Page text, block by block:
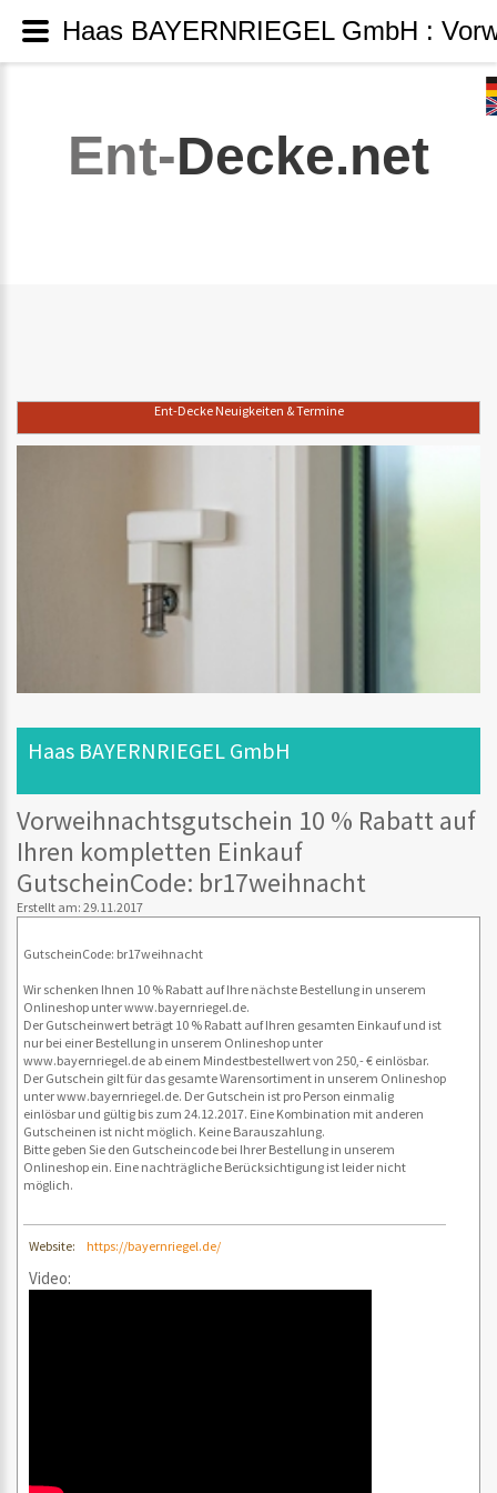
Ent-Decke.net
Ent-Decke Neuigkeiten & Termine
Haas BAYERNRIEGEL GmbH
Vorweihnachtsgutschein 10 % Rabatt auf
Ihren kompletten Einkauf
GutscheinCode: br17weihnacht
Erstellt am: 29.11.2017
GutscheinCode: br17weihnacht
Wir schenken Ihnen 10 % Rabatt auf Ihre nächste Bestellung in unserem
Onlineshop unter www.bayernriegel.de.
Der Gutscheinwert beträgt 10 % Rabatt auf Ihren gesamten Einkauf und ist
nur bei einer Bestellung in unserem Onlineshop unter
www.bayernriegel.de ab einem Mindestbestellwert von 250,- € einlösbar.
Der Gutschein gilt für das gesamte Warensortiment in unserem Onlineshop
unter www.bayernriegel.de. Der Gutschein ist pro Person einmalig
einlösbar und gültig bis zum 24.12.2017. Eine Kombination mit anderen
Gutscheinen ist nicht möglich. Keine Barauszahlung.
Bitte geben Sie den Gutscheincode bei Ihrer Bestellung in unserem
Onlineshop ein. Eine nachträgliche Berücksichtigung ist leider nicht
möglich.
Website: https://bayernriegel.de/
Video:
Haas BAYERNRIEGEL GmbH :